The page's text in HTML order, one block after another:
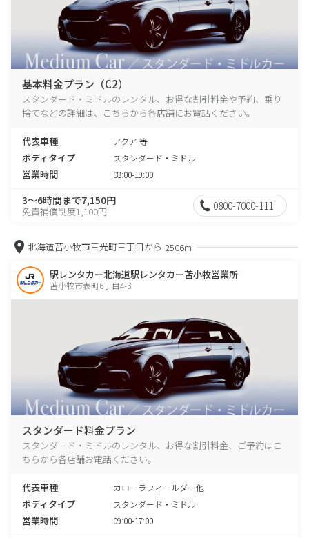
基本料金プラン（C2）
スタンダード・ミドルのレンタル、お得な割引料金や予約、乗り
捨てなどの詳細は、こちらから各店舗にお電話ください。
代表車種 アクア 等
ボディタイプ スタンダード・ミドル
営業時間 08:00-19:00
3～6時間まで7,150円
免責補償制度1,100円 0800-7000-111
北海道苫小牧市三光町三丁目から 2506m
駅レンタカー北海道駅レンタカー苫小牧営業所
苫小牧市表町6丁目4-3
スタンダード料金プラン
スタンダード・ミドルのレンタル、お得な割引料金、ご予約はこ
ちらから各店舗お電話ください。
代表車種 カローラフィールダー他
ボディタイプ スタンダード・ミドル
営業時間 09:00-17:00